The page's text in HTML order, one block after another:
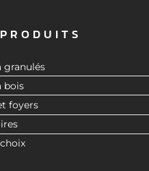
granulés
bois
foyers